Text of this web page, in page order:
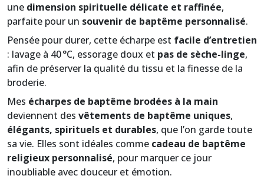
une dimension spirituelle délicate et raffinée,
parfaite pour un souvenir de baptême personnalisé.
Pensée pour durer, cette écharpe est facile d’entretien
: lavage à 40 °C, essorage doux et pas de sèche-linge,
afin de préserver la qualité du tissu et la finesse de la
broderie.
Mes écharpes de baptême brodées à la main
deviennent des vêtements de baptême uniques,
élégants, spirituels et durables, que l’on garde toute
sa vie. Elles sont idéales comme cadeau de baptême
religieux personnalisé, pour marquer ce jour
inoubliable avec douceur et émotion.